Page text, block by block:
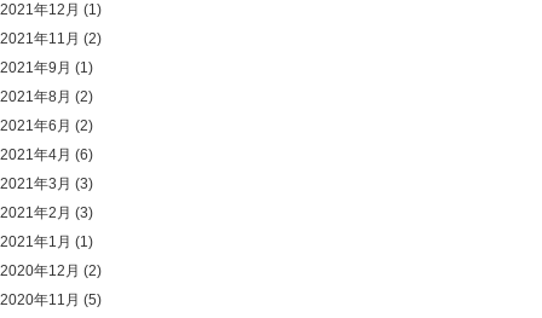
2021年12月 (1)
2021年11月 (2)
2021年9月 (1)
2021年8月 (2)
2021年6月 (2)
2021年4月 (6)
2021年3月 (3)
2021年2月 (3)
2021年1月 (1)
2020年12月 (2)
2020年11月 (5)